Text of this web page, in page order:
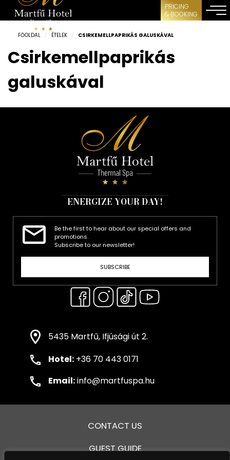
PRICING
& BOOKING
FŐOLDAL / ÉTELEK / CSIRKEMELLPAPRIKÁS GALUSKÁVAL
Csirkemellpaprikás
galuskával
ENERGIZE YOUR DAY!
Be the first to hear about our special offers and
promotions.
Subscribe to our newsletter!
SUBSCRIBE
5435 Martfű, Ifjúsági út 2.
Hotel: +36 70 443 0171
Email:info@martfuspa.hu
CONTACT US
GUEST GUIDE